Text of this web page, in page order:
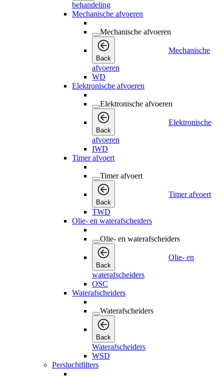
behandeling
Mechanische afvoeren
Mechanische afvoeren
Back
Mechanische
afvoeren
WD
Elektronische afvoeren
Elektronische afvoeren
Back
Elektronische
afvoeren
IWD
Timer afvoert
Timer afvoert
Back
Timer afvoert
TWD
Olie- en waterafscheiders
Olie- en waterafscheiders
Back
Olie- en
waterafscheiders
OSC
Waterafscheiders
Waterafscheiders
Back
Waterafscheiders
WSD
Persluchtfilters